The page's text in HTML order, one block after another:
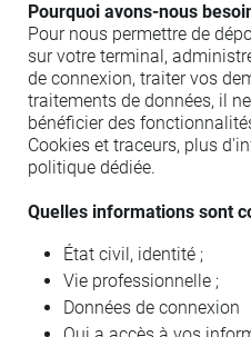
Pourquoi avons-nous
Pour nous permettre de
sur votre terminal,
de connexion, traiter vos
traitements de données, il
bénéficier des
Cookies et traceurs, plus
politique dédiée.
Quelles informations sont
État civil, identité ;
Vie professionnelle ;
Données de connexion